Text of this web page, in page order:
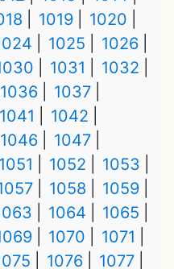
1019
1020
1025
1026
1031
1032
1036
1037
1041
1042
1046
1047
1051 1052
1053
1058
1059
1064
1065
1070
1071
1076 1077